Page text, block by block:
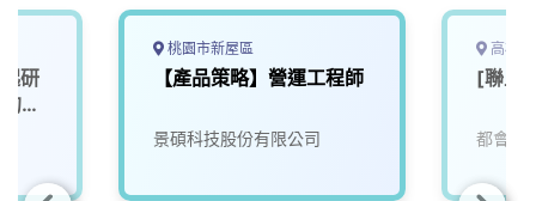
研
未
桃園市新屋區
【產品策略】營運工程師
景碩科技股份有限公司
高雄
[聯上
都會生